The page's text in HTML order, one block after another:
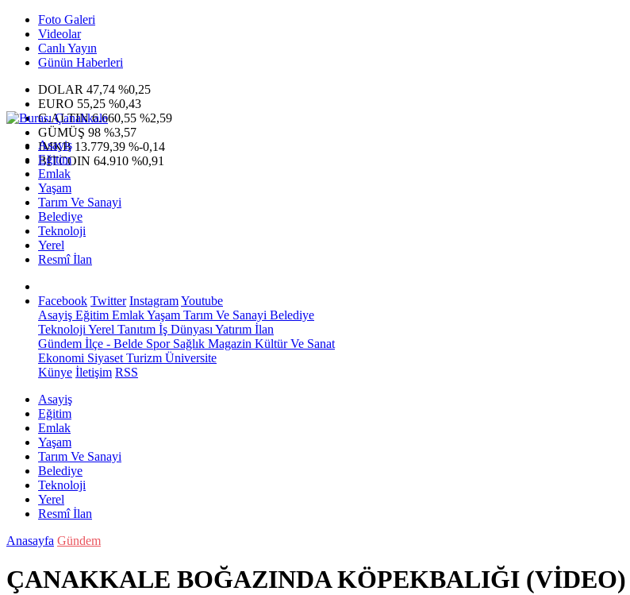
Foto Galeri
Videolar
Canlı Yayın
Günün Haberleri
DOLAR 47,74 %0,25
EURO 55,25 %0,43
G.ALTIN6.660,55 %2,59
GÜMÜŞ 98 %3,57
IMKB 13.779,39 %-0,14
BITCOIN 64.910 %0,91
Asayiş
Eğitim
Emlak
Yaşam
Tarım Ve Sanayi
Belediye
Teknoloji
Yerel
Resmî İlan
Facebook Twitter InstagramYoutube
Asayiş Eğitim EmlakYaşam Tarım Ve Sanayi Belediye
Teknoloji Yerel Tanıtım İş Dünyası Yatırım İlan
Gündem İlçe - Belde SporSağlık Magazin Kültür Ve Sanat
Ekonomi Siyaset Turizm Üniversite
Künye İletişim RSS
Asayiş
Eğitim
Emlak
Yaşam
Tarım Ve Sanayi
Belediye
Teknoloji
Yerel
Resmî İlan
Anasayfa Gündem
ÇANAKKALE BOĞAZINDA KÖPEKBALIĞI (VİDEO)